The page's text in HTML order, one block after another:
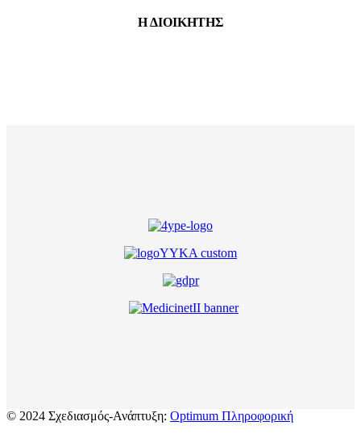
Η ΔΙΟΙΚΗΤΗΣ
© 2024 Σχεδιασμός-Ανάπτυξη: Optimum Πληροφορική